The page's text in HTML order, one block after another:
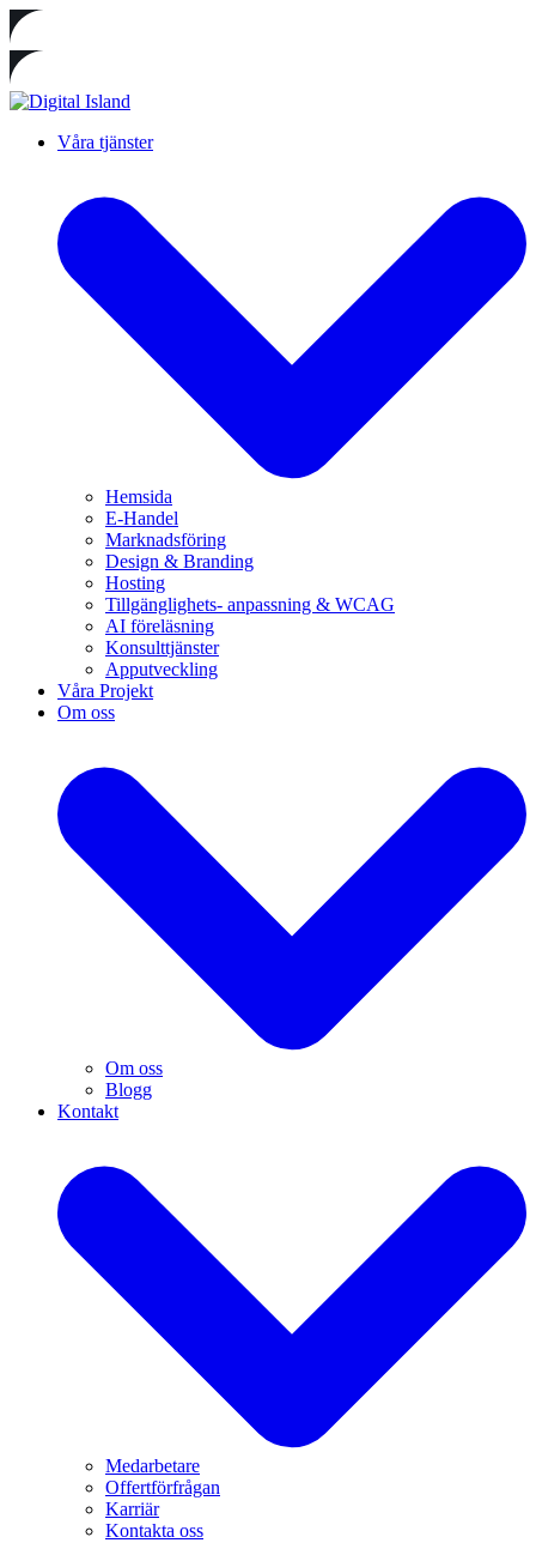
Våra tjänster
Hemsida
E-Handel
Marknadsföring
Design & Branding
Hosting
Tillgänglighets- anpassning & WCAG
AI föreläsning
Konsulttjänster
Apputveckling
Våra Projekt
Om oss
Om oss
Blogg
Kontakt
Medarbetare
Offertförfrågan
Karriär
Kontakta oss